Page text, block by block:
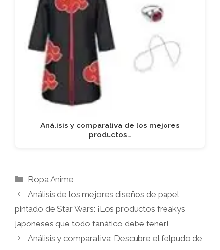
Análisis y comparativa de los mejores
productos…
Categorías
Ropa Anime
Análisis de los mejores diseños de papel
pintado de Star Wars: ¡Los productos freakys
japoneses que todo fanático debe tener!
Análisis y comparativa: Descubre el felpudo de